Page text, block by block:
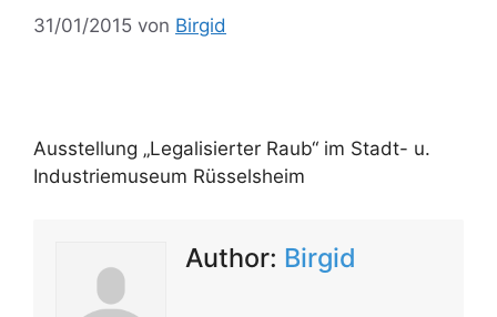
31/01/2015 von Birgid
Ausstellung „Legalisierter Raub“ im Stadt- u.
Industriemuseum Rüsselsheim
Author: Birgid